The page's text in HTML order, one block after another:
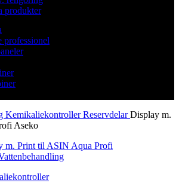
produkter
professionel
KemikaliekontrollerReservdelarDisplay m.
Aseko